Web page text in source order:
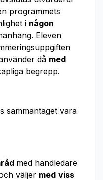
programmets
i någon
Eleven
då med
begrepp.
sammantaget vara
med handledare
väljer med viss